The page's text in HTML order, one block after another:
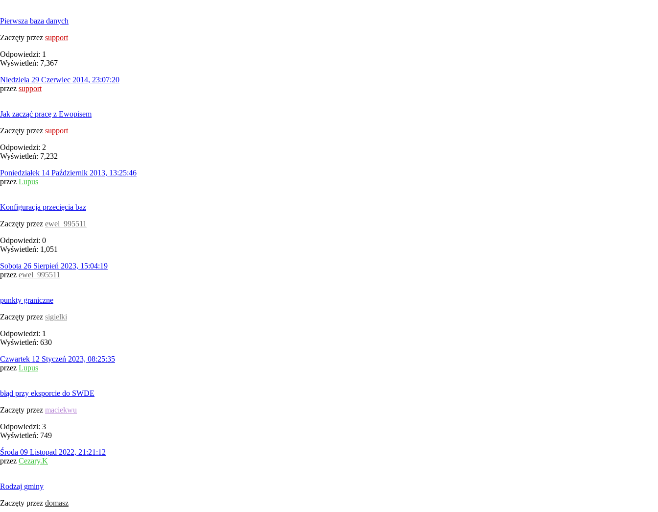
Pierwsza baza danych
Zaczęty przez support
Odpowiedzi: 1
Wyświetleń: 7,367
Niedziela 29 Czerwiec 2014, 23:07:20
przez support
Jak zacząć pracę z Ewopisem
Zaczęty przez support
Odpowiedzi: 2
Wyświetleń: 7,232
Poniedziałek 14 Październik 2013, 13:25:46
przez Lupus
Konfiguracja przecięcia baz
Zaczęty przez ewel_995511
Odpowiedzi: 0
Wyświetleń: 1,051
Sobota 26 Sierpień 2023, 15:04:19
przez ewel_995511
punkty graniczne
Zaczęty przez sigielki
Odpowiedzi: 1
Wyświetleń: 630
Czwartek 12 Styczeń 2023, 08:25:35
przez Lupus
błąd przy eksporcie do SWDE
Zaczęty przez maciekwu
Odpowiedzi: 3
Wyświetleń: 749
Środa 09 Listopad 2022, 21:21:12
przez Cezary.K
Rodzaj gminy
Zaczęty przez domasz